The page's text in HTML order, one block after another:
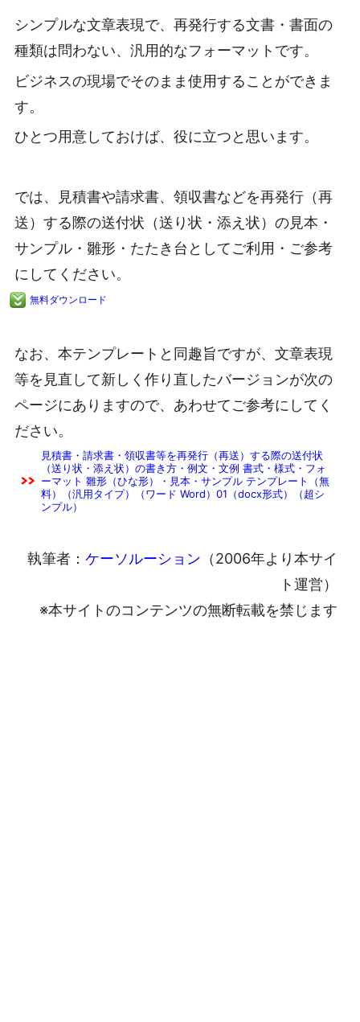
シンプルな文章表現で、再発行する文書・書面の
種類は問わない、汎用的なフォーマットです。
ビジネスの現場でそのまま使用することができま
す。
ひとつ用意しておけば、役に立つと思います。
では、見積書や請求書、領収書などを再発行（再
送）する際の送付状（送り状・添え状）の見本・
サンプル・雛形・たたき台としてご利用・ご参考
にしてください。
無料ダウンロード
なお、本テンプレートと同趣旨ですが、文章表現
等を見直して新しく作り直したバージョンが次の
ページにありますので、あわせてご参考にしてく
ださい。
見積書・請求書・領収書等を再発行（再送）する際の送付状
（送り状・添え状）の書き方・例文・文例 書式・様式・フォ
ーマット 雛形（ひな形）・見本・サンプル テンプレート（無
料）（汎用タイプ）（ワード Word）01（docx形式）（超シ
ンプル）
執筆者： ケーソルーション （2006年より本サイ
ト運営）
※本サイトのコンテンツの無断転載を禁じます